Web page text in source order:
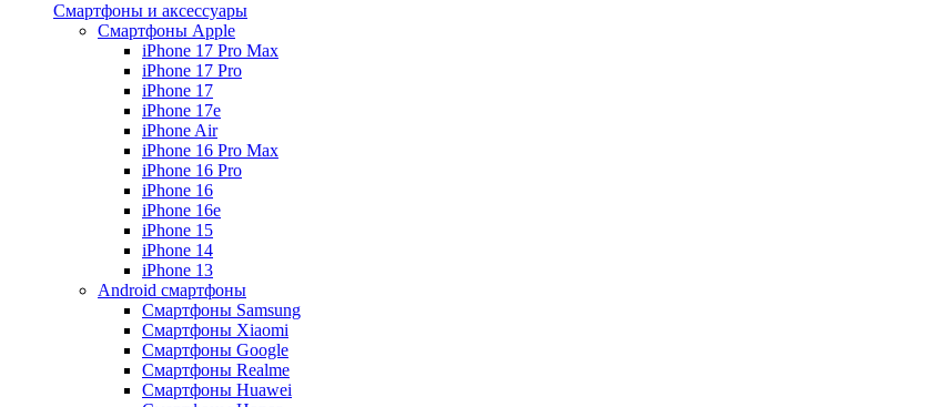
Смартфоны и аксессуары
Смартфоны Apple
iPhone 17 Pro Max
iPhone 17 Pro
iPhone 17
iPhone 17e
iPhone Air
iPhone 16 Pro Max
iPhone 16 Pro
iPhone 16
iPhone 16e
iPhone 15
iPhone 14
iPhone 13
Android cмартфоны
Смартфоны Samsung
Смартфоны Xiaomi
Смартфоны Google
Смартфоны Realme
Смартфоны Huawei